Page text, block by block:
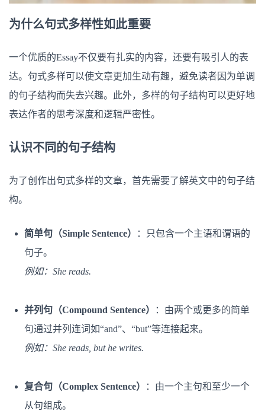
为什么句式多样性如此重要
一个优质的Essay不仅要有扎实的内容，还要有吸引人的表
达。句式多样可以使文章更加生动有趣，避免读者因为单调
的句子结构而失去兴趣。此外，多样的句子结构可以更好地
表达作者的思考深度和逻辑严密性。
认识不同的句子结构
为了创作出句式多样的文章，首先需要了解英文中的句子结
构。
简单句（Simple Sentence）
：只包含一个主语和谓语的
句子。
例如：She reads.
并列句（Compound Sentence）
：由两个或更多的简单
句通过并列连词如“and”、“but”等连接起来。
例如：She reads, but he writes.
复合句（Complex Sentence）
：由一个主句和至少一个
从句组成。